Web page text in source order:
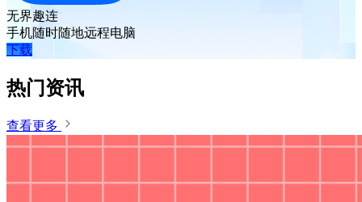
无界趣连
手机随时随地远程电脑
下载
热门资讯
查看更多